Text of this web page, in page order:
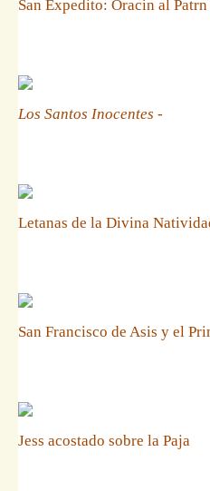
San Expedito: Oracin al
Los Santos Inocentes -
Letanas de la Divina
San Francisco de Asis y el
Jess acostado sobre la Paja